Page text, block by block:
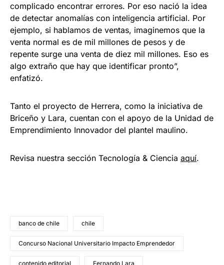
complicado encontrar errores. Por eso nació la idea
de detectar anomalías con inteligencia artificial. Por
ejemplo, si hablamos de ventas, imaginemos que la
venta normal es de mil millones de pesos y de
repente surge una venta de diez mil millones. Eso es
algo extraño que hay que identificar pronto”,
enfatizó.
Tanto el proyecto de Herrera, como la iniciativa de
Briceño y Lara, cuentan con el apoyo de la Unidad de
Emprendimiento Innovador del plantel maulino.
Revisa nuestra sección Tecnología & Ciencia aquí.
banco de chile chile
Concurso Nacional Universitario Impacto Emprendedor
contenido editorial Fernando Lara